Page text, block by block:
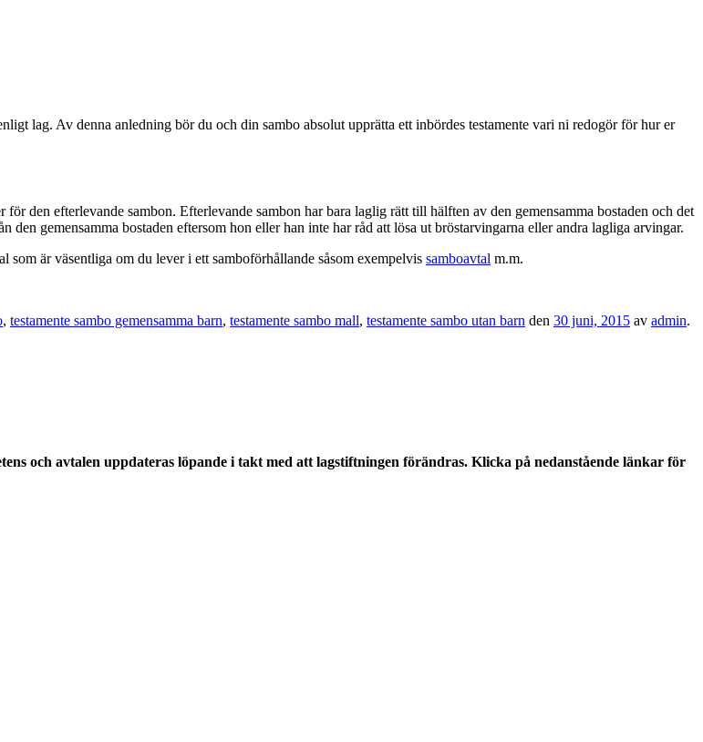
lag. Av denna anledning bör du och din sambo absolut upprätta ett inbördes testamente vari ni redogör för hur er
den efterlevande sambon. Efterlevande sambon har bara laglig rätt till hälften av den gemensamma bostaden och det
gemensamma bostaden eftersom hon eller han inte har råd att lösa ut bröstarvingarna eller andra lagliga arvingar.
som är väsentliga om du lever i ett samboförhållande såsom exempelvis samboavtal m.m.
, testamente sambo gemensamma barn, testamente sambo mall, testamente sambo utan barn den 30 juni, 2015 av admin.
och avtalen uppdateras löpande i takt med att lagstiftningen förändras. Klicka på nedanstående länkar för